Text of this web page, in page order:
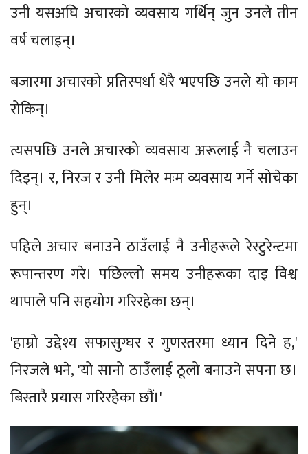
उनी यसअघि अचारको व्यवसाय गर्थिन् जुन उनले तीन
वर्ष चलाइन्।
बजारमा अचारको प्रतिस्पर्धा धेरै भएपछि उनले यो काम
रोकिन्।
त्यसपछि उनले अचारको व्यवसाय अरूलाई नै चलाउन
दिइन्। र, निरज र उनी मिलेर मःम व्यवसाय गर्ने सोचेका
हुन्।
पहिले अचार बनाउने ठाउँलाई नै उनीहरूले रेस्टुरेन्टमा
रूपान्तरण गरे। पछिल्लो समय उनीहरूका दाइ विश्व
थापाले पनि सहयोग गरिरहेका छन्।
'हाम्रो उद्देश्य सफासुग्घर र गुणस्तरमा ध्यान दिने ह,'
निरजले भने, 'यो सानो ठाउँलाई ठूलो बनाउने सपना छ।
बिस्तारै प्रयास गरिरहेका छौं।'